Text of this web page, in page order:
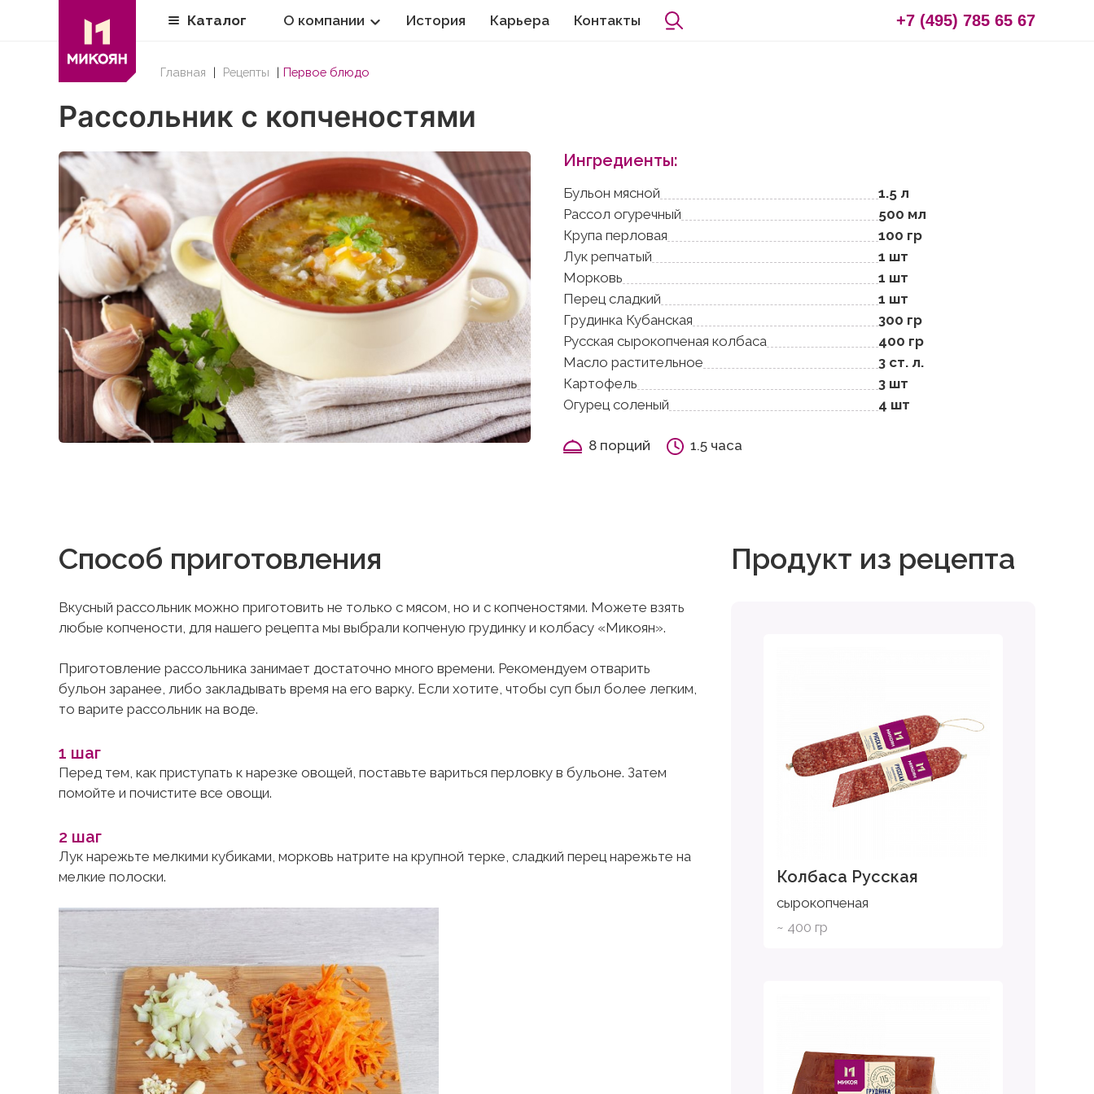
Каталог О компании История Карьера Контакты +7 (495) 785 65 67
Главная Рецепты Первое блюдо
Рассольник с копченостями
Ингредиенты:
Бульон мясной
1.5 л
Рассол огуречный
500 мл
Крупа перловая
100 гр
Лук репчатый
1 шт
Морковь
1 шт
Перец сладкий
1 шт
Грудинка Кубанская
300 гр
Русская сырокопченая колбаса
400 гр
Масло растительное
3 ст. л.
Картофель
3 шт
Огурец соленый
4 шт
8 порций 1.5 часа
Способ приготовления
Вкусный рассольник можно приготовить не только с мясом, но и с копченостями. Можете взять
любые копчености, для нашего рецепта мы выбрали копченую грудинку и колбасу «Микоян».
Приготовление рассольника занимает достаточно много времени. Рекомендуем отварить
бульон заранее, либо закладывать время на его варку. Если хотите, чтобы суп был более легким,
то варите рассольник на воде.
1 шаг
Перед тем, как приступать к нарезке овощей, поставьте вариться перловку в бульоне. Затем
помойте и почистите все овощи.
2 шаг
Лук нарежьте мелкими кубиками, морковь натрите на крупной терке, сладкий перец нарежьте на
мелкие полоски.
Продукт из рецепта
Колбаса Русская
сырокопченая
~ 400 гр